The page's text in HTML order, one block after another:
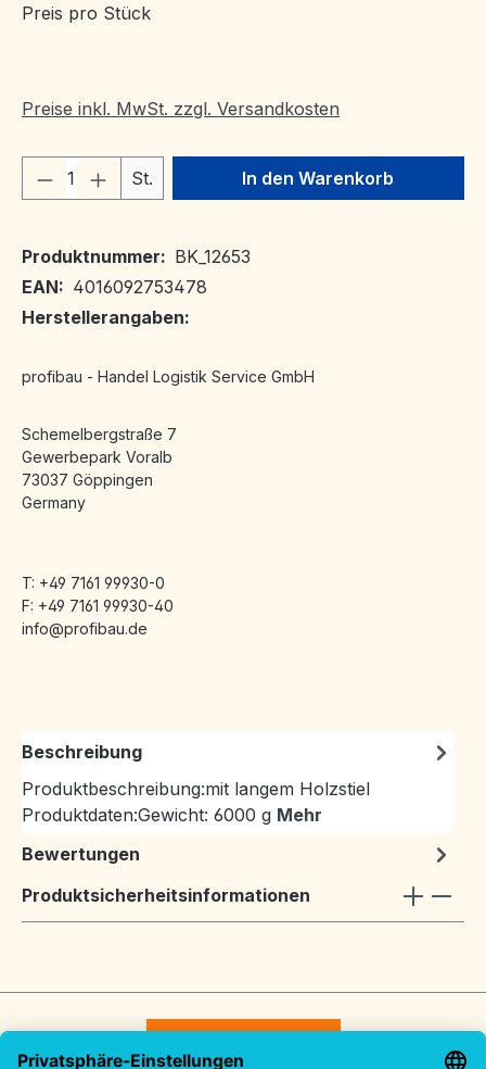
Preis pro Stück
Preise inkl. MwSt. zzgl. Versandkosten
Produkt Anzahl: Gib den
St. In den Warenkorb
Produktnummer: BK_12653
EAN: 4016092753478
Herstellerangaben:
profibau - Handel Logistik Service GmbH
Schemelbergstraße 7
Gewerbepark Voralb
73037 Göppingen
Germany
T: +49 7161 99930-0
F: +49 7161 99930-40
info@profibau.de
Beschreibung
Produktbeschreibung:mit langem Holzstiel
Produktdaten:Gewicht: 6000 g Mehr
Bewertungen
Produktsicherheitsinformationen